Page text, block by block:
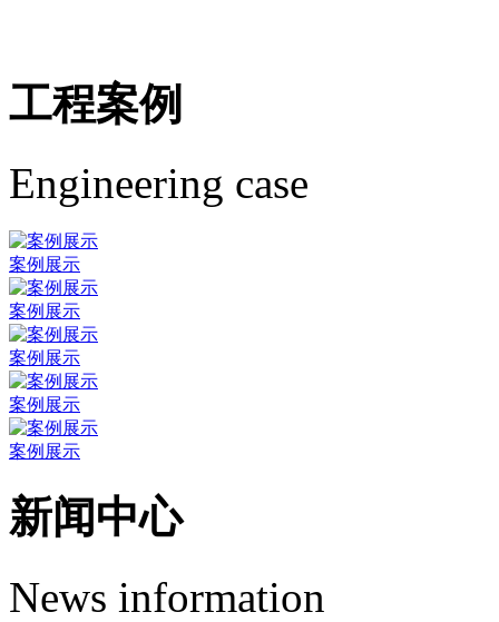
工程案例
Engineering case
案例展示
案例展示
案例展示
案例展示
案例展示
新闻中心
News information